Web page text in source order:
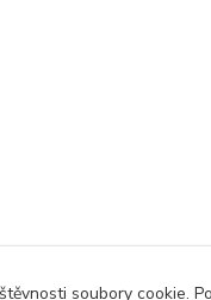
soubory cookie.